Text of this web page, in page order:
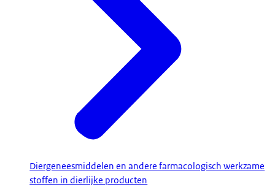
Diergeneesmiddelen en andere farmacologisch werkzame
stoffen in dierlijke producten